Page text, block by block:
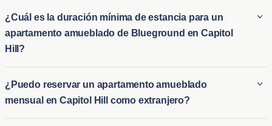
¿Cuál es la duración mínima de estancia para un
apartamento amueblado de Blueground en Capitol
Hill?
Blueground en Capitol Hill es típicamente de 2 noche. Esto lo
hace ideal tanto para alquileres amueblados a largo plazo en
Capitol Hill como para opciones de alojamiento a corto plazo
¿Puedo reservar un apartamento amueblado
mensual en Capitol Hill como extranjero?